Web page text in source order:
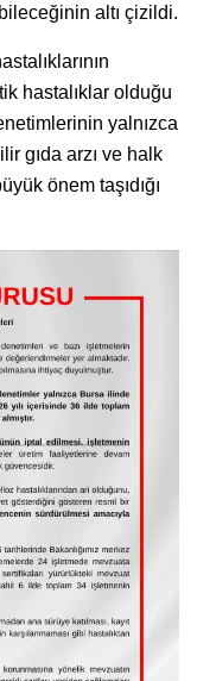
altı çizildi.
hastalıklar olduğu
yalnızca
gıda arzı ve halk
önem taşıdığı